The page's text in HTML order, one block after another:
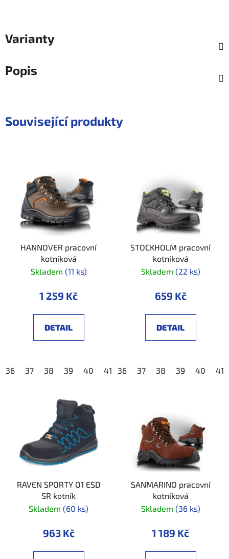
Varianty
Popis
Související produkty
HANNOVER pracovní
kotníková
Skladem (11 ks)
1 259 Kč
DETAIL
36 37 38 39 40 41 42 43 44 45 46
STOCKHOLM pracovní
kotníková
Skladem (22 ks)
659 Kč
DETAIL
36 37 38 39 40 41
RAVEN SPORTY O1 ESD
SR kotník
Skladem (60 ks)
963 Kč
SANMARINO pracovní
kotníková
Skladem (36 ks)
1 189 Kč